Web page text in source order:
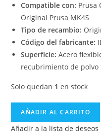
Compatible con: Prusa
Original Prusa MK4S
Tipo de recambio:
Código del fabricante:
Superficie: Acero
recubrimiento de polvo
Solo quedan 1 en stock
AÑADIR AL CARRITO
Añadir a la lista de deseos